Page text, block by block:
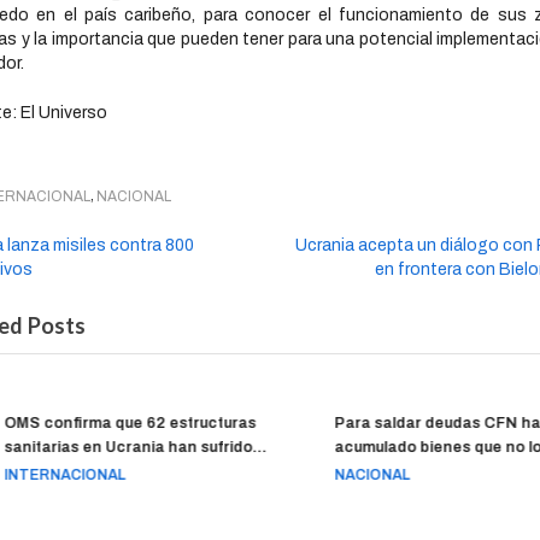
en el país caribeño, para conocer el funcionamiento de sus
y la importancia que pueden tener para una potencial
El Universo
NACIONAL
lanza misiles contra 800
Ucrania acepta un diálogo con
en frontera con
Posts
OMS confirma que 62 estructuras
sanitarias en Ucrania han sufrido
ataques
INTERNACIONAL
Para saldar deudas CFN ha
acumulado bienes que no
vender, por casi $ 30 millones
NACIONAL